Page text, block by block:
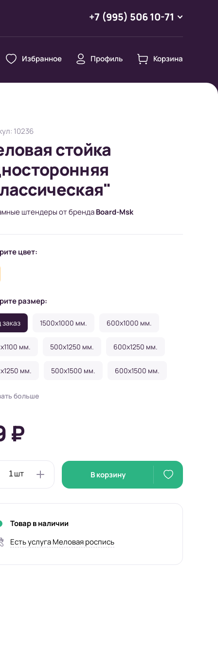
+7 (995) 506 10-71
Избранное Профиль Корзина
10236
стойка
штендеры от брендаBoard-Msk
цвет:
размер:
1500x1000 мм. 600x1000 мм.
мм. 500x1250 мм. 600x1250 мм.
мм. 500x1500 мм. 600x1500 мм.
мм.
больше
₽
В корзину
Товар в наличии
Есть услуга Меловая роспись